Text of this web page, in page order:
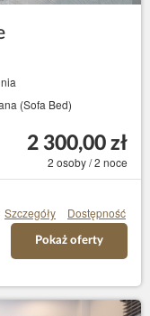
(Sofa Bed)
2 300,00 zł
2 osoby / 2 noce
Szczegóły Dostępność
Pokaż oferty